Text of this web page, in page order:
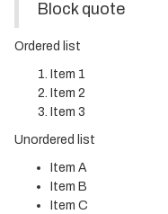
Block quote
Ordered list
Item 1
Item 2
Item 3
Unordered list
Item A
Item B
Item C